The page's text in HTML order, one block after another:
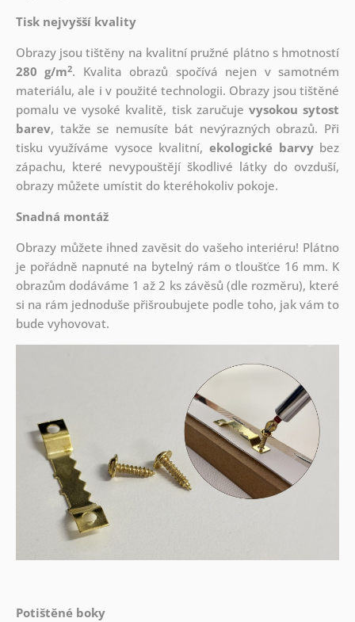
Tisk nejvyšší kvality
Obrazy jsou tištěny na kvalitní pružné plátno s hmotností
280 g/m2. Kvalita obrazů spočívá nejen v samotném
materiálu, ale i v použité technologii. Obrazy jsou tištěné
pomalu ve vysoké kvalitě, tisk zaručuje vysokou sytost
barev, takže se nemusíte bát nevýrazných obrazů. Při
tisku využíváme vysoce kvalitní,ekologické barvybez
zápachu, které nevypouštějí škodlivé látky do ovzduší,
obrazy můžete umístit do kteréhokoliv pokoje.
Snadná montáž
Obrazy můžete ihned zavěsit do vašeho interiéru! Plátno
je pořádně napnuté na bytelný rám o tloušťce 16 mm. K
obrazům dodáváme 1 až 2 ks závěsů (dle rozměru), které
si na rám jednoduše přišroubujete podle toho, jak vám to
bude vyhovovat.
Potištěné boky